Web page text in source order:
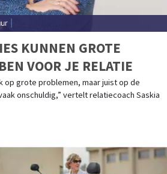
KUNNEN GROTE
VOOR JE RELATIE
op grote problemen, maar juist op de
onschuldig,” vertelt relatiecoach Saskia